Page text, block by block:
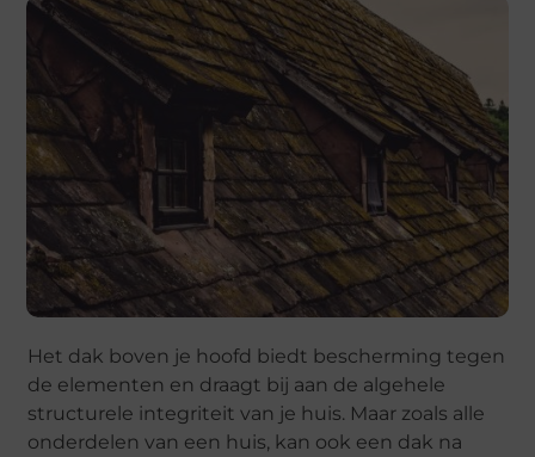
Het dak boven je hoofd biedt bescherming tegen
de elementen en draagt bij aan de algehele
structurele integriteit van je huis. Maar zoals alle
onderdelen van een huis, kan ook een dak na